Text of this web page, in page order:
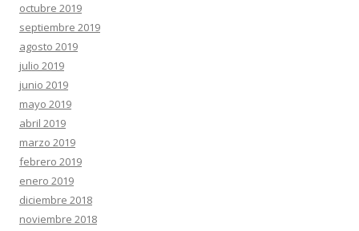
octubre 2019
septiembre 2019
agosto 2019
julio 2019
junio 2019
mayo 2019
abril 2019
marzo 2019
febrero 2019
enero 2019
diciembre 2018
noviembre 2018